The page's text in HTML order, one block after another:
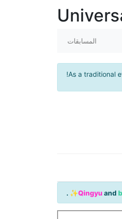
المسابقات
As a traditional
!
Qingyu✨
.